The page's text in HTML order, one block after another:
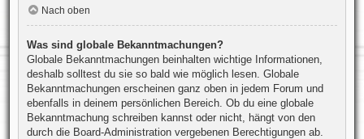
Nach oben
Was sind globale Bekanntmachungen?
Globale Bekanntmachungen beinhalten wichtige Informationen,
deshalb solltest du sie so bald wie möglich lesen. Globale
Bekanntmachungen erscheinen ganz oben in jedem Forum und
ebenfalls in deinem persönlichen Bereich. Ob du eine globale
Bekanntmachung schreiben kannst oder nicht, hängt von den
durch die Board-Administration vergebenen Berechtigungen ab.